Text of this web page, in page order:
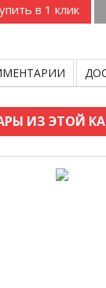
в 1 клик
ИЗ ЭТОЙ